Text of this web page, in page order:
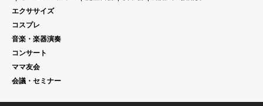
エクササイズ
コスプレ
音楽・楽器演奏
コンサート
ママ友会
会議・セミナー